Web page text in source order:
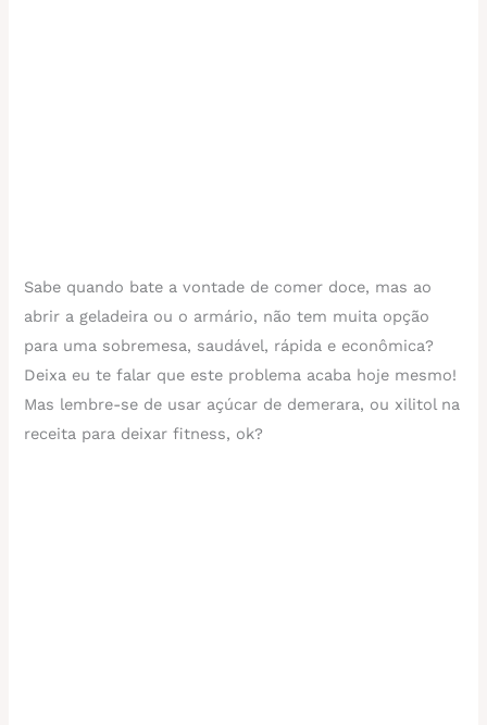
Sabe quando bate a vontade de comer doce, mas ao
abrir a geladeira ou o armário, não tem muita opção
para uma sobremesa, saudável, rápida e econômica?
Deixa eu te falar que este problema acaba hoje mesmo!
Mas lembre-se de usar açúcar de demerara, ou xilitol na
receita para deixar fitness, ok?